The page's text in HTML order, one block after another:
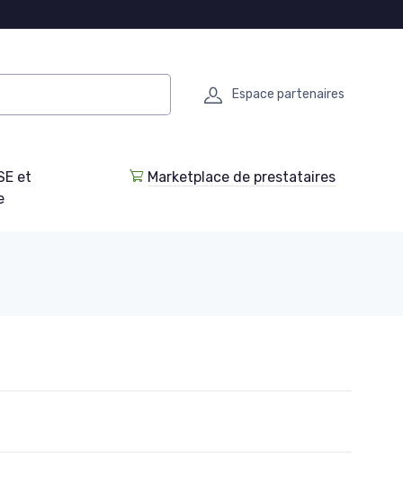
Espace partenaires
et
Marketplace de prestataires